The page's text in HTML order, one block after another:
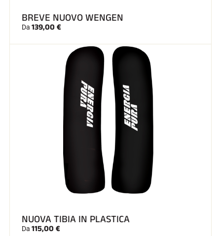
BREVE NUOVO WENGEN
Da 139,00 €
NUOVA TIBIA IN PLASTICA
Da 115,00 €